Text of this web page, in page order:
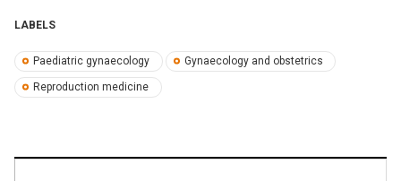
LABELS
Paediatric gynaecology Gynaecology and obstetrics
Reproduction medicine